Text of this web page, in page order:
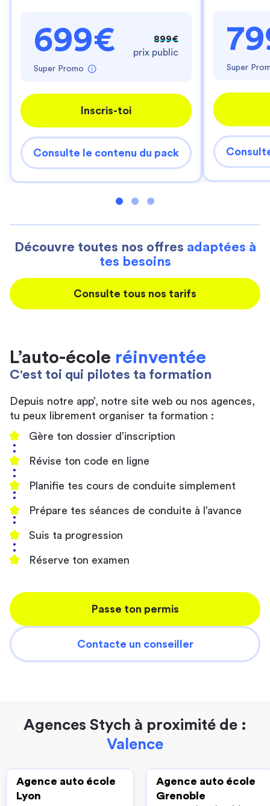
699€
Super Promo
899€
prix public
Inscris-toi
Consulte le contenu du pack
Super
Découvre toutes nos offres adaptées à
tes besoins
Consulte tous nos tarifs
L’auto-école réinventée
C'est toi qui pilotes ta formation
Depuis notre app’, notre site web ou nos agences,
tu peux librement organiser ta formation :
Gère ton dossier d’inscription
Révise ton code en ligne
Planifie tes cours de conduite simplement
Prépare tes séances de conduite à l’avance
Suis ta progression
Réserve ton examen
Passe ton permis
Contacte un conseiller
Agences Stych à proximité de :
Valence
Agence auto école
Lyon
Agence auto école
Grenoble